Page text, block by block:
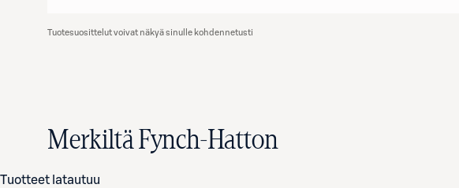
Tuotesuosittelut voivat näkyä sinulle kohdennetusti
Merkiltä Fynch-Hatton
Tuotteet latautuu